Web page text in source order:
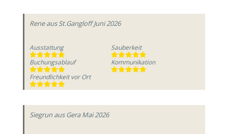
Reneaus St.Gangloff Juni 2026
Ausstattung
Sauberkeit
Buchungsablauf
Kommunikation
Freundlichkeit vor Ort
Siegrun aus Gera Mai 2026